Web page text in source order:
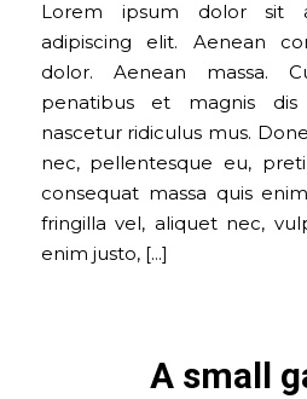
Lorem ipsum dolor sit
adipiscing elit. Aenean
dolor. Aenean massa.
penatibus et magnis dis
nascetur ridiculus mus.
nec, pellentesque eu,
consequat massa quis
fringilla vel, aliquet nec,
enim justo, […]
A small